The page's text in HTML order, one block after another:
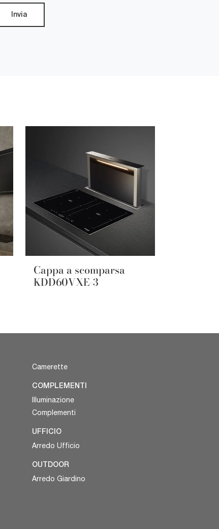
Invia
Cappa a scomparsa
KDD60VXE-3
Camerette
COMPLEMENTI
Illuminazione
Complementi
UFFICIO
Arredo Ufficio
OUTDOOR
Arredo Giardino